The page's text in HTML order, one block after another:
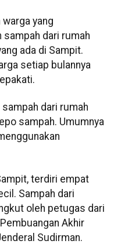
yang
dari rumah
ada di Sampit.
setiap bulannya
dari rumah
sampah. Umumnya
terdiri empat
Sampah dari
oleh petugas dari
Akhir
Sudirman.